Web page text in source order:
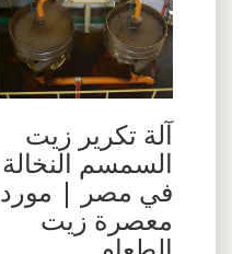
آلة تكرير زيت
السمسم النخالة
في مصر | مورد
معصرة زيت